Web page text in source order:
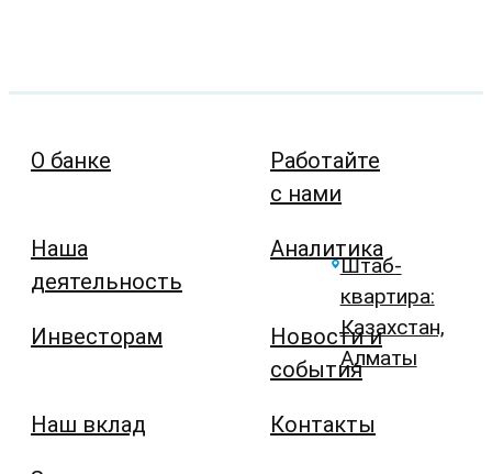
О банке
Наша
деятельность
Инвесторам
Наш вклад
Работайте
с нами
Аналитика
Новости и
события
Контакты
Штаб-
квартира:
Казахстан,
Алматы